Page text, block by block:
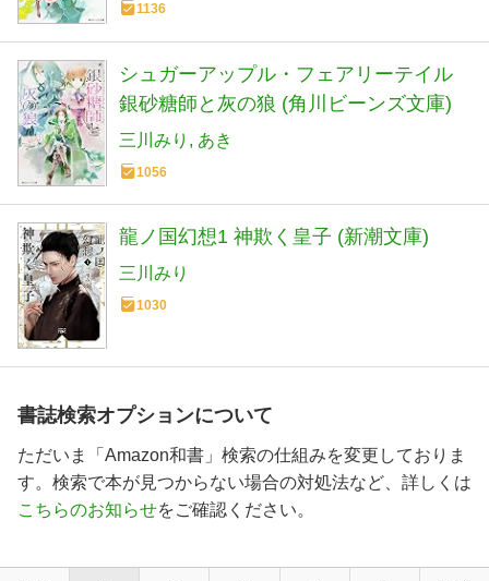
1136
シュガーアップル・フェアリーテイル
銀砂糖師と灰の狼 (角川ビーンズ文庫)
三川みり あき
1056
龍ノ国幻想1 神欺く皇子 (新潮文庫)
三川みり
1030
書誌検索オプションについて
ただいま「Amazon和書」検索の仕組みを変更しておりま
す。検索で本が見つからない場合の対処法など、詳しくは
こちらのお知らせをご確認ください。